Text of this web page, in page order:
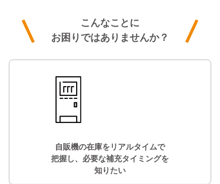
こんなことに
お困りではありませんか？
自販機の在庫をリアルタイムで
把握し、必要な補充タイミングを
知りたい